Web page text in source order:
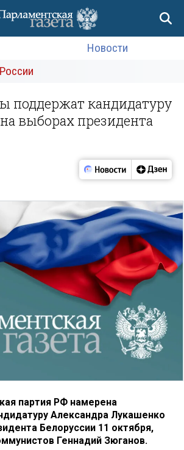
Новости
поддержат кандидатуру
выборах президента
партия РФ намерена
Александра Лукашенко
Белоруссии 11 октября,
Геннадий Зюганов.